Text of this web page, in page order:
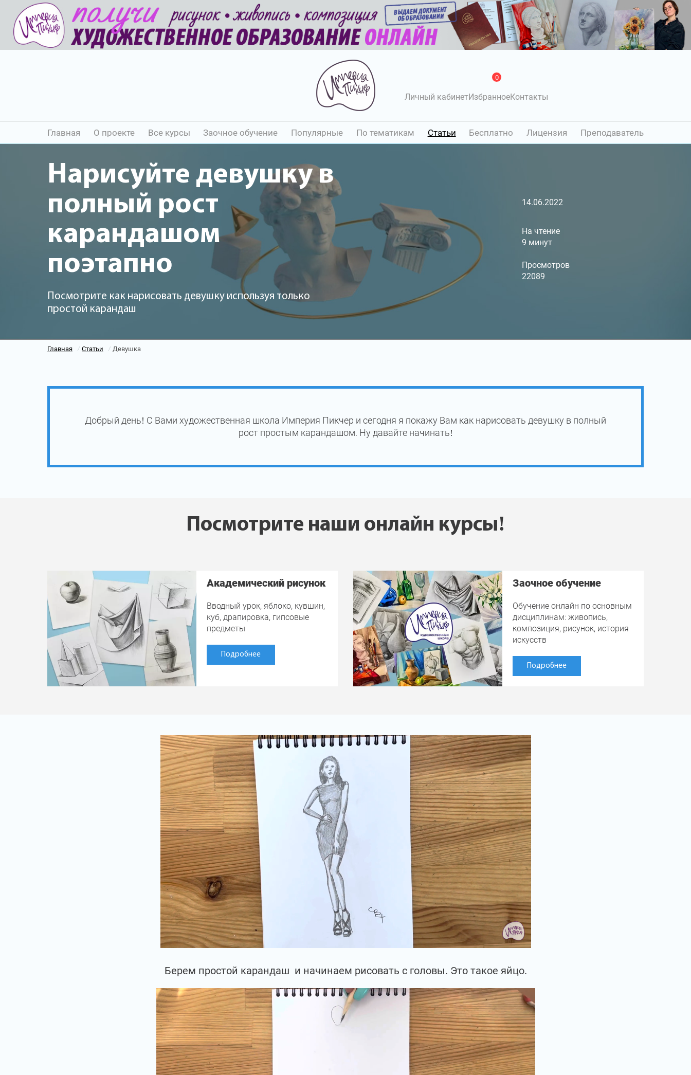
Личный кабинетИзбранное
0
Контакты
Главная О проекте Все курсы Заочное обучение Популярные По тематикам Статьи Бесплатно Лицензия Преподаватель
Нарисуйте девушку в
полный рост
карандашом
поэтапно
Посмотрите как нарисовать девушку используя только
простой карандаш
14.06.2022
На чтение
9 минут
Просмотров
22089
Главная / Статьи / Девушка
Добрый день! С Вами художественная школа Империя Пикчер и сегодня я покажу Вам как нарисовать девушку в полный
рост простым карандашом. Ну давайте начинать!
Посмотрите наши онлайн курсы!
Академический рисунок
Вводный урок, яблоко, кувшин,
куб, драпировка, гипсовые
предметы
Подробнее
Заочное обучение
Обучение онлайн по основным
дисциплинам: живопись,
композиция, рисунок, история
искусств
Подробнее
Берем простой карандаш и начинаем рисовать с головы. Это такое яйцо.